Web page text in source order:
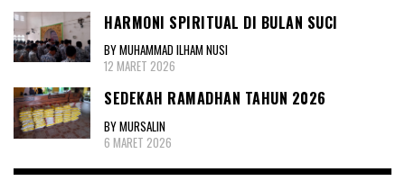
HARMONI SPIRITUAL DI BULAN SUCI
BY MUHAMMAD ILHAM NUSI
12 MARET 2026
SEDEKAH RAMADHAN TAHUN 2026
BY MURSALIN
6 MARET 2026